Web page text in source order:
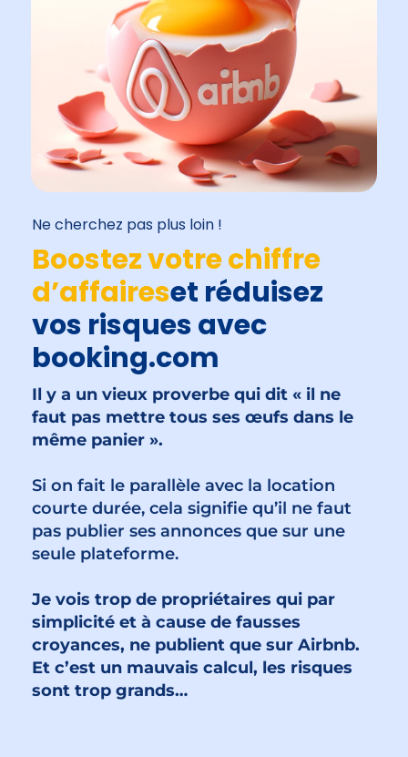
Ne cherchez pas plus loin !
Boostez votre chiffre
d’affaireset réduisez
vos risques avec
booking.com
Il y a un vieux proverbe qui dit « il ne
faut pas mettre tous ses œufs dans le
même panier ».
Si on fait le parallèle avec la location
courte durée, cela signifie qu’il ne faut
pas publier ses annonces que sur une
seule plateforme.
Je vois trop de propriétaires qui par
simplicité et à cause de fausses
croyances, ne publient que sur Airbnb.
Et c’est un mauvais calcul, les risques
sont trop grands…